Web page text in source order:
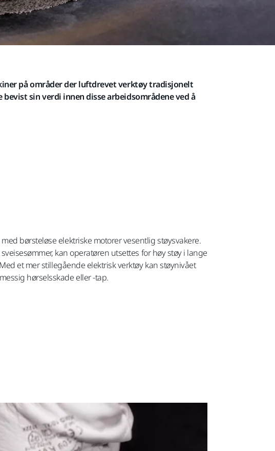
på områder der luftdrevet verktøy tradisjonelt
sin verdi innen disse arbeidsområdene ved å
børsteløse elektriske motorer vesentlig støysvakere.
kan operatøren utsettes for høy støy i lange
et mer stillegående elektrisk verktøy kan støynivået
hørselsskade eller -tap.